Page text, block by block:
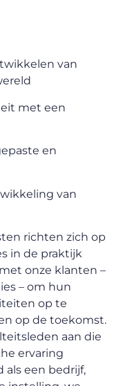
van
met een
en
van
richten zich op
in de praktijk
onze klanten –
– om hun
op te
op de toekomst.
aan die
ervaring
als een bedrijf,